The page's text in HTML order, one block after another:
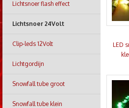
Lichtsnoer flash effect
Lichtsnoer 24Volt
Clip-leds 12Volt
Lichtgordijn
Snowfall tube groot
Snowfall tube klein
LED